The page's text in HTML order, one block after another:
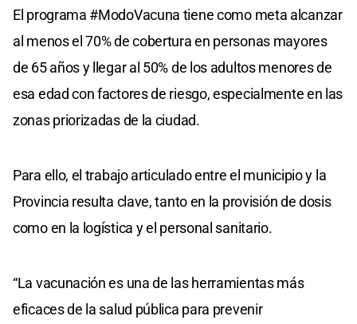
El programa #ModoVacuna tiene como meta alcanzar
al menos el 70% de cobertura en personas mayores
de 65 años y llegar al 50% de los adultos menores de
esa edad con factores de riesgo, especialmente en las
zonas priorizadas de la ciudad.
Para ello, el trabajo articulado entre el municipio y la
Provincia resulta clave, tanto en la provisión de dosis
como en la logística y el personal sanitario.
“La vacunación es una de las herramientas más
eficaces de la salud pública para prevenir